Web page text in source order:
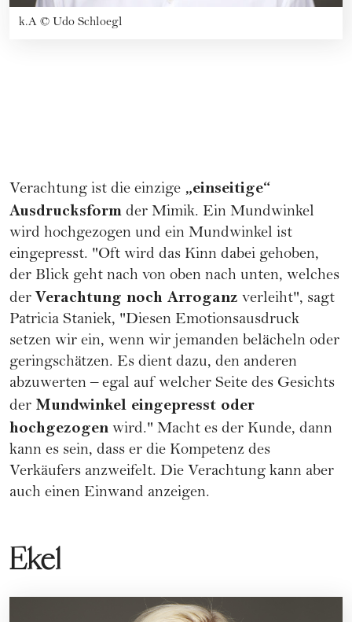
k.A © Udo Schloegl
Verachtung ist die einzige „einseitige“
Ausdrucksform der Mimik. Ein Mundwinkel
wird hochgezogen und ein Mundwinkel ist
eingepresst. "Oft wird das Kinn dabei gehoben,
der Blick geht nach von oben nach unten, welches
der Verachtung noch Arroganz verleiht", sagt
Patricia Staniek, "Diesen Emotionsausdruck
setzen wir ein, wenn wir jemanden belächeln oder
geringschätzen. Es dient dazu, den anderen
abzuwerten – egal auf welcher Seite des Gesichts
der Mundwinkel eingepresst oder
hochgezogen wird." Macht es der Kunde, dann
kann es sein, dass er die Kompetenz des
Verkäufers anzweifelt. Die Verachtung kann aber
auch einen Einwand anzeigen.
Ekel